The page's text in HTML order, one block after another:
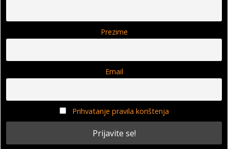
Prezime
Email
Prihvatanje pravila korištenja